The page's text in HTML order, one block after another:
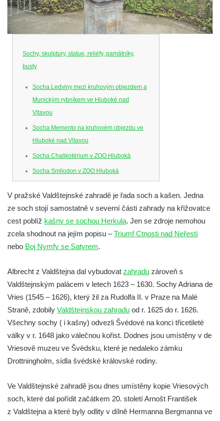
Sochy, skulptury, statue, reliéfy, památníky,
busty
Socha Ledviny mezi kruhovým objezdem a
Munickým rybníkem ve Hluboké nad
Vltavou
Socha Memento na kruhovém objezdu ve
Hluboké nad Vltavou
Socha Chalikotérium v ZOO Hluboká
Socha Smilodon v ZOO Hluboká
Socha Koroun bezzubý v ZOO Hluboká
Socha Medvěd jeskynní v ZOO Hluboká
Socha Mamutí lebka v ZOO Hluboká
Socha Orel v ZOO Hluboká
Socha Přátelství v ZOO Hluboká
Socha Matka příroda v ZOO Hluboká
Socha Lišky v ZOO Hluboká
Socha Kudlanka v ZOO Hluboká
Socha Rys číhající na srnu v ZOO Hluboká
Socha Orlice v ZOO Hluboká
Socha Tygr v ZOO Hluboká
V pražské Valdštejnské zahradě je řada soch a kašen. Jedna
ze soch stojí samostatně v severní části zahrady na křižovatce
cest poblíž kašny se sochou Herkula. Jen se zdroje nemohou
zcela shodnout na jejím popisu –Triumf Ctnosti nad Neřestí
nebo Boj Nymfy se Satyrem.
Albrecht z Valdštejna dal vybudovat zahradu zároveň s
Valdštejnským palácem v letech 1623 – 1630. Sochy Adriana de
Vries (1545 – 1626), který žil za Rudolfa II. v Praze na Malé
Straně, zdobily Valdštejnskou zahradu od r. 1625 do r. 1626.
Všechny sochy ( i kašny) odvezli Švédové na konci třicetileté
války v r. 1648 jako válečnou kořist. Dodnes jsou umístěny v de
Vriesově muzeu ve Švédsku, které je nedaleko zámku
Drottningholm, sídla švédské královské rodiny.
Ve Valdštejnské zahradě jsou dnes umístěny kopie Vriesových
soch, které dal pořídit začátkem 20. století Arnošt František
z Valdštejna a které byly odlity v dílně Hermanna Bergmanna ve